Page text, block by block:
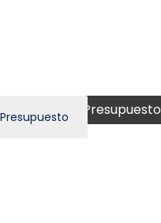
Presupuesto